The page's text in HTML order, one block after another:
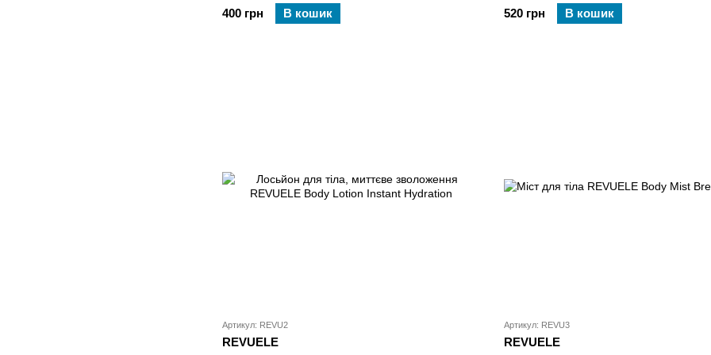
400 грн
В кошик
520 грн
В кошик
Артикул: REVU2
REVUELE
Артикул: REVU3
REVUELE